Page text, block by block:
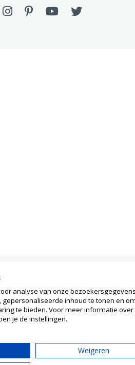
analyse van onze
inhoud te tonen en
te bieden. Voor meer informatie over
je de instellingen.
Weigeren